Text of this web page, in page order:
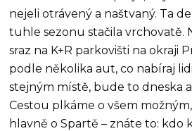
nejeli otrávený a naštvaný. Ta
tuhle sezonu stačila vrchovatě.
sraz na K+R parkovišti na okraji
podle několika aut, co nabíraj
stejným místě, bude to dneska
Cestou plkáme o všem
hlavně o Spartě – znáte to: kdo